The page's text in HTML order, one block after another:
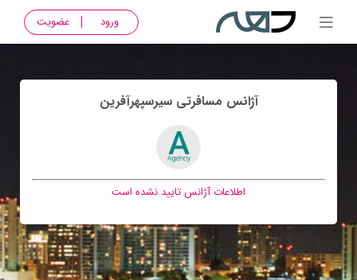
ورود عضویت
آژانس مسافرتی سيرسپهرآفرين
اطلاعات آژانس تایید نشده است